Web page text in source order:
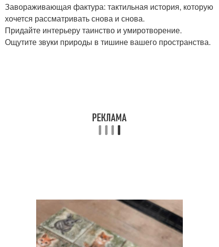
Завораживающая фактура: тактильная история, которую
хочется рассматривать снова и снова.
Придайте интерьеру таинство и умиротворение.
Ощутите звуки природы в тишине вашего пространства.